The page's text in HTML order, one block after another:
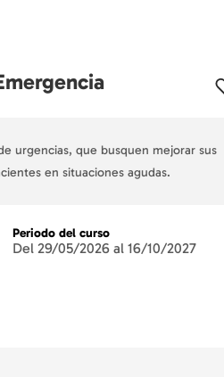
urgencias, que busquen mejorar sus
en situaciones agudas.
Periodo del curso
Del 29/05/2026 al 16/10/2027